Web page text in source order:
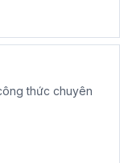
thức chuyên